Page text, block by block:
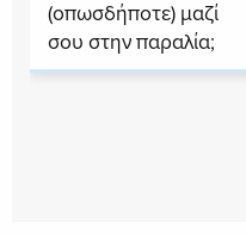
(οπωσδήποτε) μαζί
σου στην παραλία;